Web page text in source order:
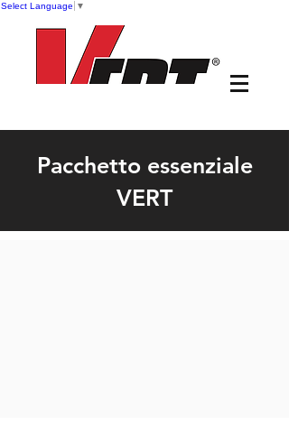
Select Language ▼
Pacchetto essenziale
VERT